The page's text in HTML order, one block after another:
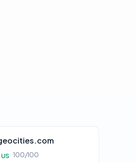
US 100/100